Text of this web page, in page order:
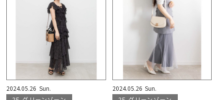
2024.05.26 Sun.
2024.05.26 Sun.